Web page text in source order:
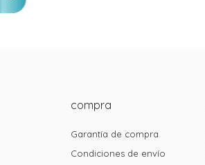
compra
Garantía de compra
Condiciones de envío